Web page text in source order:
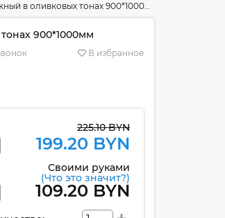
в оливковых тонах 900*1000мм
900*1000мм
В избранное
225.10 BYN
199.20 BYN
Своими руками
(Что это значит?)
109.20 BYN